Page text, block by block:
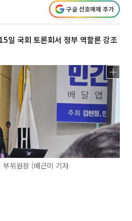
구글 선호매체 추가
일 국회 토론회서 정부 역할론 강조
위원장 (배근미 기자